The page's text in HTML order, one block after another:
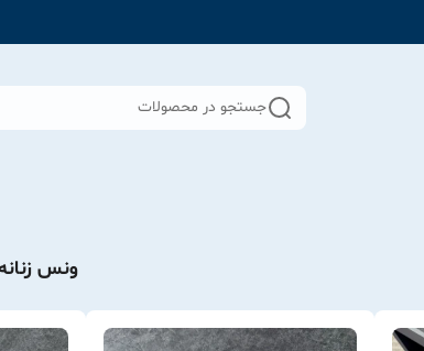
جستجو در محصولات
ونس